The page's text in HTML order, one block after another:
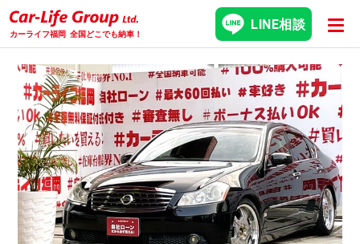
カーライフ福岡 全国どこでも納車！
LINE相談